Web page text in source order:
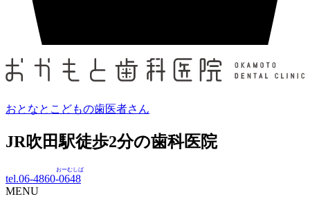
おとなとこどもの歯医者さん
JR吹田駅徒歩2分の歯科医院
tel.06-4860-0648
おーむしば
MENU